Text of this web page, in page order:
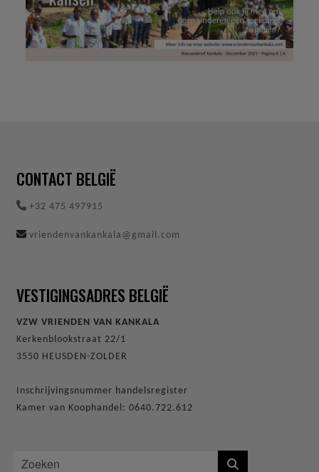
CONTACT BELGIË
+32 475 497915
vriendenvankankala@gmail.com
VESTIGINGSADRES BELGIË
VZW VRIENDEN VAN KANKALA
Kerkenblookstraat 22/1
3550 HEUSDEN-ZOLDER
Inschrijvingsnummer handelsregister
Kamer van Koophandel: 0640.722.612